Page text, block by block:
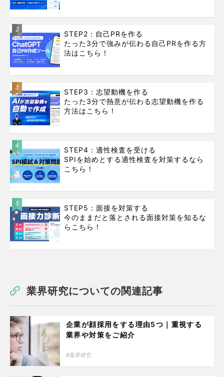
2
STEP2：自己PRを作る
たった3分で強みが伝わる自己PRを作る方
法はこちら！
3
STEP3：志望動機を作る
たった3分で熱意が伝わる志望動機を作る
方法はこちら！
4
STEP4：適性検査を受ける
SPIを始めとする適性検査を対策するなら
こちら！
5
STEP5：面接を対策する
今のままだと落とされる面接対策を知るな
らこちら！
業界研究についての関連記事
企業が顔採用をする理由5つ｜重視する
業界や対策をご紹介
業界研究